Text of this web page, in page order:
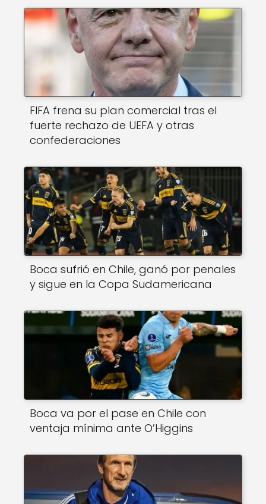
FIFA frena su plan comercial tras el
fuerte rechazo de UEFA y otras
confederaciones
Boca sufrió en Chile, ganó por penales
y sigue en la Copa Sudamericana
Boca va por el pase en Chile con
ventaja mínima ante O’Higgins